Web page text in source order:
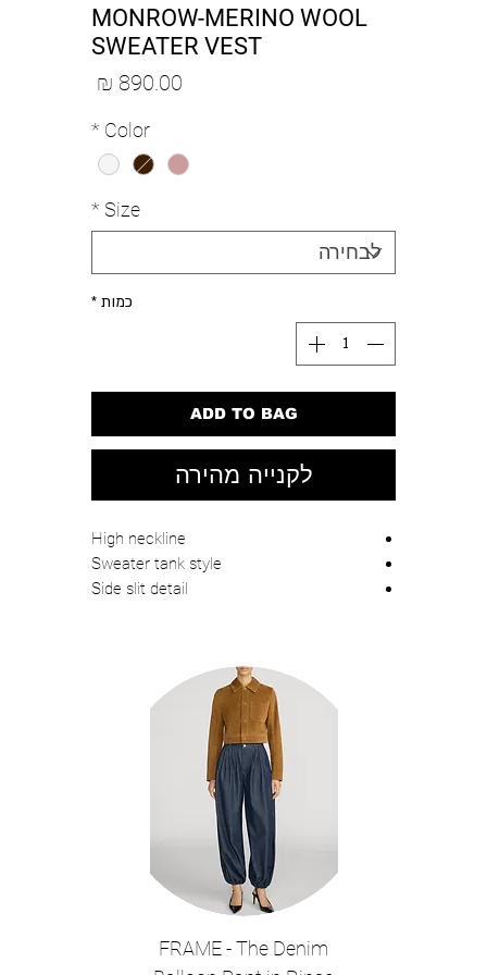
MONROW-MERINO WOOL
SWEATER VEST
Color
*
Size
*
כמות *
ADD TO BAG
לקנייה מהירה
High neckline
Sweater tank style
Side slit detail
FRAME - The Denim